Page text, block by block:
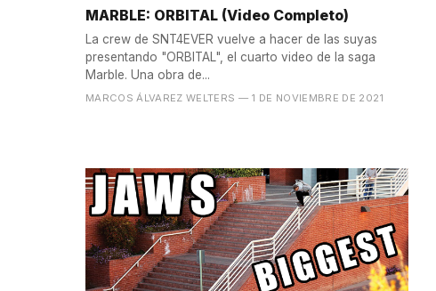
MARBLE: ORBITAL (Video Completo)
La crew de SNT4EVER vuelve a hacer de las suyas
presentando "ORBITAL", el cuarto video de la saga
Marble. Una obra de...
MARCOS ÁLVAREZ WELTERS — 1 DE NOVIEMBRE DE 2021